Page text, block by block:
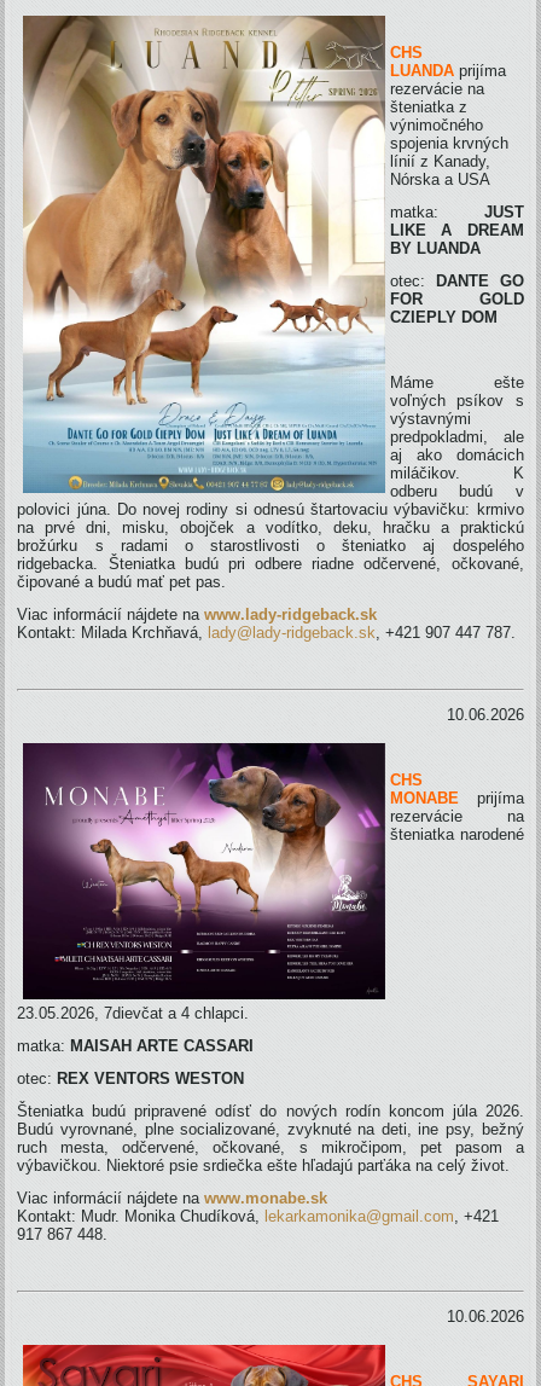
CHS
LUANDA prijíma
rezervácie na
šteniatka z
výnimočného
spojenia krvných
línií z Kanady,
Nórska a USA
matka: JUST
LIKE A DREAM
BY LUANDA
otec:
DANTE GO
FOR GOLD
CZIEPLY DOM
Máme ešte
voľných psíkov s
výstavnými
predpokladmi, ale
aj ako domácich
miláčikov. K
odberu budú v
polovici júna. Do novej rodiny si odnesú štartovaciu výbavičku: krmivo
na prvé dni, misku, obojček a vodítko, deku, hračku a praktickú
brožúrku s radami o starostlivosti o šteniatko aj dospelého
ridgebacka. Šteniatka budú pri odbere riadne odčervené, očkované,
čipované a budú mať pet pas.
Viac informácií nájdete nawww.lady-ridgeback.sk
Kontakt: Milada Krchňavá, lady@lady-ridgeback.sk, +421 907 447 787.
10.06.2026
CHS
MONABEprijíma
rezervácie na
šteniatka narodené
23.05.2026, 7dievčat a 4 chlapci.
matka: MAISAH ARTE CASSARI
otec: REX VENTORS WESTON
Šteniatka budú pripravené odísť do nových rodín koncom júla 2026.
Budú vyrovnané, plne socializované, zvyknuté na deti, ine psy, bežný
ruch mesta, odčervené, očkované, s mikročipom, pet pasom a
výbavičkou. Niektoré psie srdiečka ešte hľadajú parťáka na celý život.
Viac informácií nájdete nawww.monabe.sk
Kontakt: Mudr. Monika Chudíková, lekarkamonika@gmail.com, +421
917 867 448.
10.06.2026
CHS SAYARI